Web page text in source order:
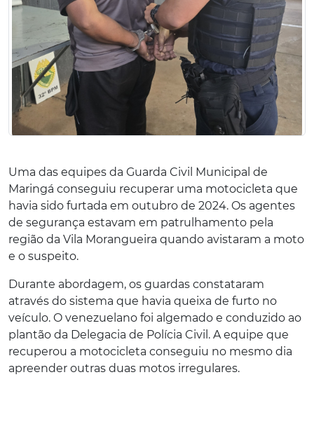
Uma das equipes da Guarda Civil Municipal de
Maringá conseguiu recuperar uma motocicleta que
havia sido furtada em outubro de 2024. Os agentes
de segurança estavam em patrulhamento pela
região da Vila Morangueira quando avistaram a moto
e o suspeito.
Durante abordagem, os guardas constataram
através do sistema que havia queixa de furto no
veículo. O venezuelano foi algemado e conduzido ao
plantão da Delegacia de Polícia Civil. A equipe que
recuperou a motocicleta conseguiu no mesmo dia
apreender outras duas motos irregulares.